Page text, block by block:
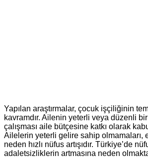
Yapılan araştırmalar, çocuk işçiliğinin
kavramdır. Ailenin yeterli veya düzenli
çalışması aile bütçesine katkı olarak
Ailelerin yeterli gelire sahip olmamaları,
neden hızlı nüfus artışıdır. Türkiye’de
adaletsizliklerin artmasına neden